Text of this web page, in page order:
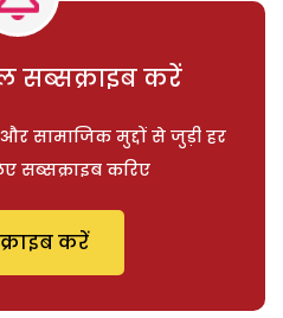
सब्सक्राइब करें
सामाजिक मुद्दों से जुड़ी हर
सब्सक्राइब करिए
करें